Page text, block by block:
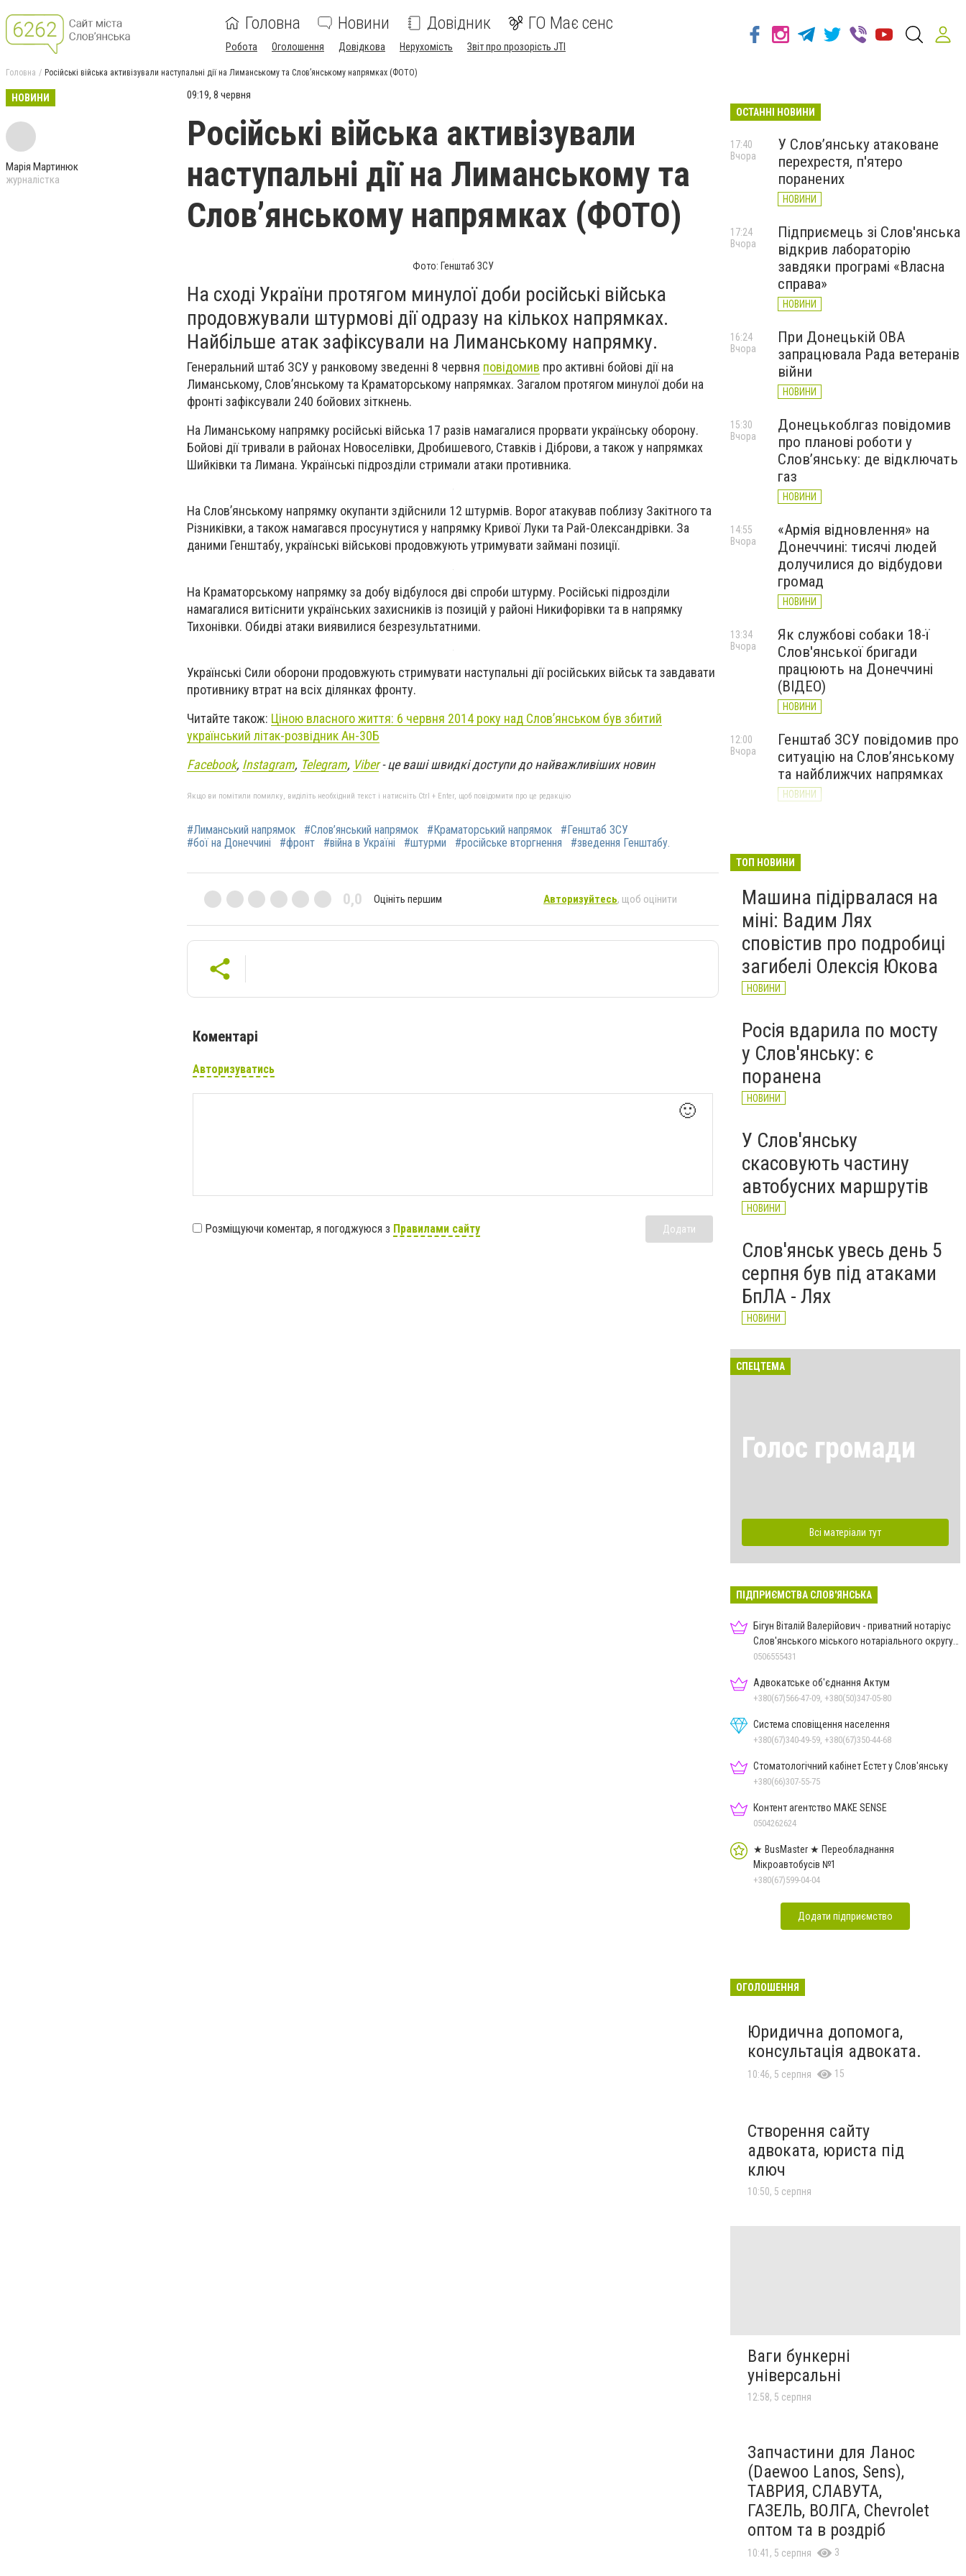
Головна Новини Довідник ГО Має сенс
Робота Оголошення Довідкова Нерухомість Звіт про прозорість JTI
Головна Російські війська активізували наступальні дії на Лиманському та Слов’янському напрямках (ФОТО)
НОВИНИ
Марія Мартинюк
журналістка
09:19, 8 червня
Російські війська активізували
наступальні дії на Лиманському та
Слов’янському напрямках (ФОТО)
Фото: Генштаб ЗСУ
На сході України протягом минулої доби російські війська
продовжували штурмові дії одразу на кількох напрямках.
Найбільше атак зафіксували на Лиманському напрямку.
Генеральний штаб ЗСУ у ранковому зведенні 8 червня повідомив про активні бойові дії на
Лиманському, Слов’янському та Краматорському напрямках. Загалом протягом минулої доби на
фронті зафіксували 240 бойових зіткнень.
На Лиманському напрямку російські війська 17 разів намагалися прорвати українську оборону.
Бойові дії тривали в районах Новоселівки, Дробишевого, Ставків і Діброви, а також у напрямках
Шийківки та Лимана. Українські підрозділи стримали атаки противника.
На Слов’янському напрямку окупанти здійснили 12 штурмів. Ворог атакував поблизу Закітного та
Різниківки, а також намагався просунутися у напрямку Кривої Луки та Рай-Олександрівки. За
даними Генштабу, українські військові продовжують утримувати займані позиції.
На Краматорському напрямку за добу відбулося дві спроби штурму. Російські підрозділи
намагалися витіснити українських захисників із позицій у районі Никифорівки та в напрямку
Тихонівки. Обидві атаки виявилися безрезультатними.
Українські Сили оборони продовжують стримувати наступальні дії російських військ та завдавати
противнику втрат на всіх ділянках фронту.
Читайте також: Ціною власного життя: 6 червня 2014 року над Слов’янськом був збитий
український літак-розвідник Ан-30Б
Facebook, Instagram, Telegram, Viber- це ваші швидкі доступи до найважливіших новин
Якщо ви помітили помилку, виділіть необхідний текст і натисніть Ctrl + Enter, щоб повідомити про це редакцію
#Лиманський напрямок #Слов’янський напрямок #Краматорський напрямок
#Генштаб ЗСУ
#бої на Донеччині
#фронт #війна в Україні #штурми #російське вторгнення #зведення Генштабу.
0,0 Оцініть першим Авторизуйтесь, щоб оцінити
Коментарі
Авторизуватись
🙂
Розміщуючи коментар, я погоджуюся з Правилами сайту Додати
ОСТАННІ НОВИНИ
У Слов’янську атаковане
перехрестя, п'ятеро
поранених
НОВИНИ
17:40
Вчора
Підприємець зі Слов'янська
відкрив лабораторію
завдяки програмі «Власна
справа»
НОВИНИ
17:24
Вчора
При Донецькій ОВА
запрацювала Рада ветеранів
війни
НОВИНИ
16:24
Вчора
Донецькоблгаз повідомив
про планові роботи у
Слов’янську: де відключать
газ
НОВИНИ
15:30
Вчора
«Армія відновлення» на
Донеччині: тисячі людей
долучилися до відбудови
громад
НОВИНИ
14:55
Вчора
Як службові собаки 18-ї
Слов'янської бригади
працюють на Донеччині
(ВІДЕО)
НОВИНИ
13:34
Вчора
Генштаб ЗСУ повідомив про
ситуацію на Слов’янському
та найближчих напрямках
НОВИНИ
12:00
Вчора
великої війни: 7 серпня
ТОП НОВИНИ
Машина підірвалася на
міні: Вадим Лях
сповістив про подробиці
загибелі Олексія Юкова
НОВИНИ
Росія вдарила по мосту
у Слов'янську: є
поранена
НОВИНИ
У Слов'янську
скасовують частину
автобусних маршрутів
НОВИНИ
Слов'янськ увесь день 5
серпня був під атаками
БпЛА - Лях
НОВИНИ
СПЕЦТЕМА
Голос громади
Всі матеріали тут
ПІДПРИЄМСТВА СЛОВ'ЯНСЬКА
Бігун Віталій Валерійович - приватний нотаріус
Слов'янського міського нотаріального округу
Дон.обл.
0506555431
Адвокатське об'єднання Актум
+380(67)566-47-09, +380(50)347-05-80
Система сповіщення населення
+380(67)340-49-59, +380(67)350-44-68
Стоматологічний кабінет Естет у Слов'янську
+380(66)307-55-75
Контент агентство MAKE SENSE
0504262624
★ BusMaster ★ Переобладнання
Мікроавтобусів №1
+380(67)599-04-04
Додати підприємство
ОГОЛОШЕННЯ
Юридична допомога,
консультація адвоката.
10:46, 5 серпня 15
Створення сайту
адвоката, юриста під
ключ
10:50, 5 серпня
Ваги бункерні
універсальні
12:58, 5 серпня
Запчастини для Ланос
(Daewoo Lanos, Sens),
ТАВРИЯ, СЛАВУТА,
ГАЗЕЛЬ, ВОЛГА, Chevrolet
оптом та в роздріб
10:41, 5 серпня 3